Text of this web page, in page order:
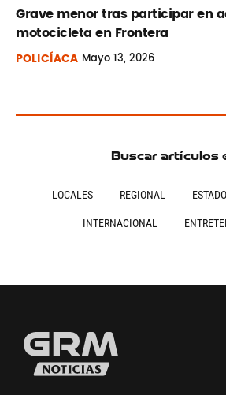
Grave menor tras participar en
motocicleta en Frontera
POLICÍACA Mayo13, 2026
Buscar artículos
LOCALES REGIONAL ESTADO
INTERNACIONAL